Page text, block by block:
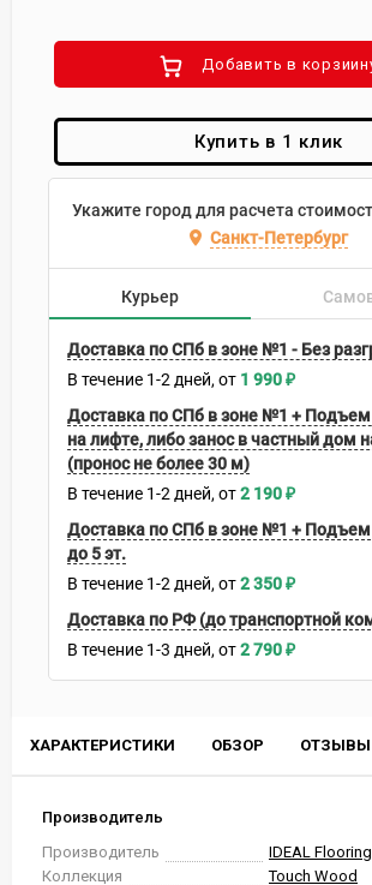
ХАРАКТЕРИСТИКИ ОБЗОР ОТЗЫВЫ
Производитель
Производитель
IDEAL Flooring
Коллекция
Touch Wood
Добавить в
Купить в 1 клик
Укажите город для расчета
Санкт-Петербург
Курьер
Доставка по СПб в зоне №1 - Без
В течение 1-2 дней 1 990₽
Доставка по СПб в зоне №1 + Подъем
на лифте, либо занос в частный дом
(пронос не более 30 м)
В течение 1-2 дней 2 190₽
Доставка по СПб в зоне №1 + Подъем
до 5 эт.
В течение 1-2 дней 2 350₽
Доставка по РФ (до транспортной
В течение 1-3 дней 2 790₽